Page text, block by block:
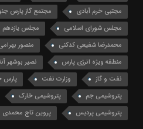
مجتبی خرم آبادی
مجتمع گاز پارس
مجلس شورای اسلامی
مجلس یازدهم
محمدرضا شفیعی کدکنی
منصور
منطقه ویژه انرژی پارس
نصیر بوشهر
نفت و گاز
وزارت نفت پارس
پتروشیمی جم
پتروشیمی خارک
پتروشیمی پردیس
پروین تاج محمدی